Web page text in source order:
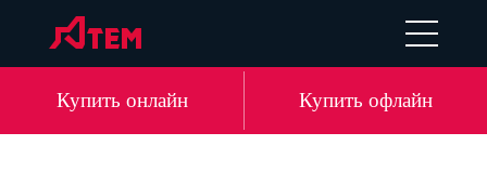
DE LV
Купить онлайн Купить офлайн